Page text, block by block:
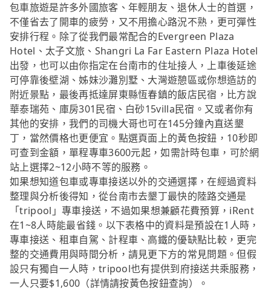
包車旅遊是許多外國旅客、年輕朋友、退休人士的首選，
不僅省去了開車的疲勞，又不用擔心路況不熟，更可彈性
安排行程。除了從我們最常配合的Evergreen Plaza
Hotel、太子文旅、Shangri La Far Eastern Plaza Hotel
出發，也可以由你指定在台南市的住址接人，上車後延途
可停靠後壁湖、姊妹沙灘別墅、大灣遊憩區或你想造訪的
附近景點，最後再抵達屏東縣恆春鎮的飯店民宿，比方說
華泰瑞苑、庫房301民宿、白砂15villa民宿。又或者你有
其他的安排，我們的司機大哥也可在145分鐘內直送墾
丁，當然價格也更便宜。點選頁面上的黃色按鈕，10秒即
可查到金額，單程專車3600元起，如需計時包車，可於網
站上選擇2~12小時不等的服務。
如果想知道包車或專車接送以外的交通選擇，在經過資料
整理與分析後得知，從台南市去墾丁最快的陸路交通是
「tripool」專車接送，不過如果想兼顧花費預算，iRent
在1~8人時能最省錢。以下表格中的資料是預設在1人時，
專車接送、租車自駕、計程車、高鐵的優缺點比較，更完
整的交通費用與時間分析，請見更下方的常見問題。但假
設只有獨自一人時，tripool也有提供到府接送共乘服務，
一人只要$1,600（詳情請按黃色按鈕查詢）。